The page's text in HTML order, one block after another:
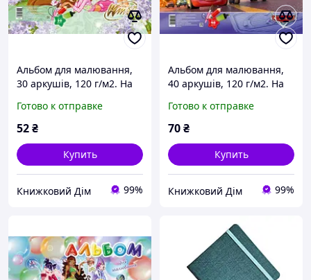
Альбом для малювання,
30 аркушів, 120 г/м2. На
Готово к отправке
52₴
Купить
Книжковий Дім 99%
Альбом для малювання,
40 аркушів, 120 г/м2. На
Готово к отправке
70₴
Купить
Книжковий Дім 99%